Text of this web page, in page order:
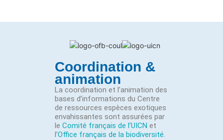
Coordination &
animation
La coordination et l’animation des
bases d’informations du Centre
de ressources espèces exotiques
envahissantes sont assurées par
le Comité français de l’UICN et
l’Office français de la biodiversité.